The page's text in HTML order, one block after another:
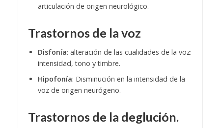
articulación de origen neurológico.
Trastornos de la voz
Disfonía: alteración de las cualidades de la voz:
intensidad, tono y timbre.
Hipofonía: Disminución en la intensidad de la
voz de origen neurógeno.
Trastornos de la deglución.